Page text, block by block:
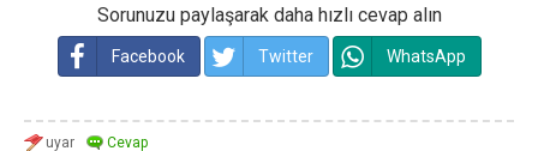
Sorunuzu paylaşarak daha hızlı cevap alın
Facebook Twitter WhatsApp